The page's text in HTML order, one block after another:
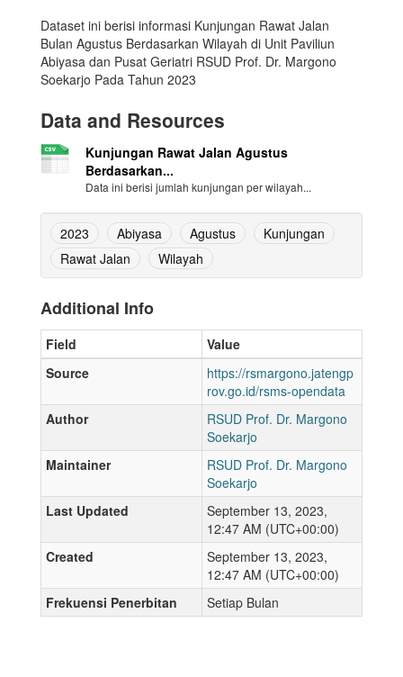
Dataset ini berisi informasi Kunjungan Rawat Jalan
Bulan Agustus Berdasarkan Wilayah di Unit Paviliun
Abiyasa dan Pusat Geriatri RSUD Prof. Dr. Margono
Soekarjo Pada Tahun 2023
Data and Resources
Kunjungan Rawat Jalan Agustus
Berdasarkan...
Data ini berisi jumlah kunjungan per wilayah...
2023 Abiyasa Agustus
Kunjungan
Rawat Jalan
Wilayah
Additional Info
Field
Value
Source
https://rsmargono.jatengp
rov.go.id/rsms-opendata
Author
RSUD Prof. Dr. Margono
Soekarjo
Maintainer
RSUD Prof. Dr. Margono
Soekarjo
Last Updated
September 13, 2023,
12:47 AM (UTC+00:00)
Created
September 13, 2023,
12:47 AM (UTC+00:00)
Frekuensi Penerbitan
Setiap Bulan